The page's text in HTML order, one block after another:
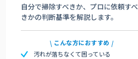
自分で掃除すべきか、プロに依頼すべ
きかの判断基準を解説します。
こんな方におすすめ
汚れが落ちなくて困っている